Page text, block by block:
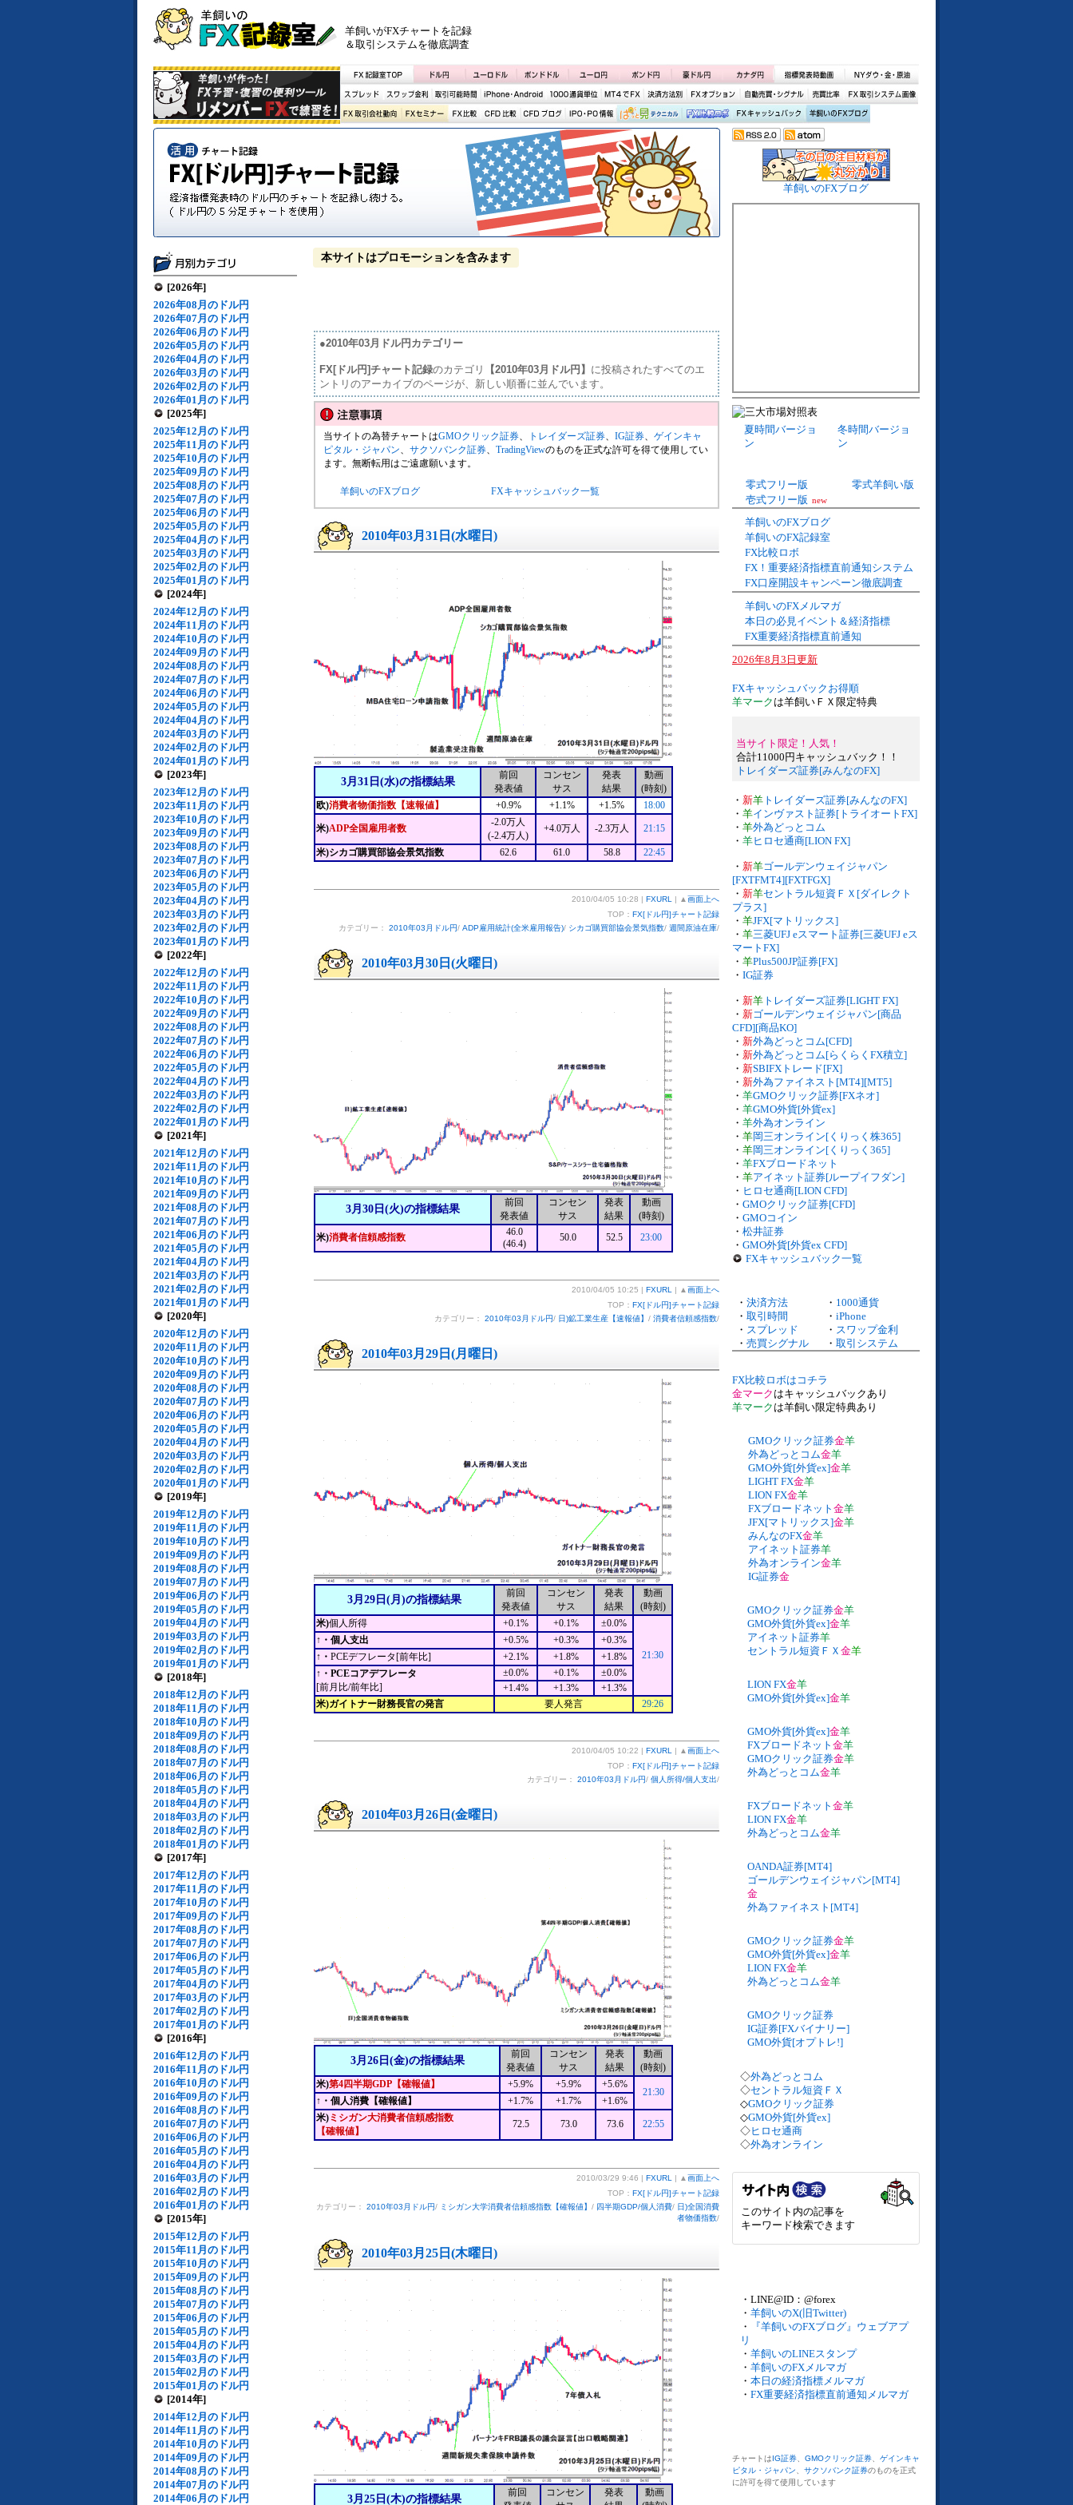
羊飼いがFXチャートを記録
＆取引システムを徹底調査
[2026年]
2026年08月のドル円
2026年07月のドル円
2026年06月のドル円
2026年05月のドル円
2026年04月のドル円
2026年03月のドル円
2026年02月のドル円
2026年01月のドル円
[2025年]
2025年12月のドル円
2025年11月のドル円
2025年10月のドル円
2025年09月のドル円
2025年08月のドル円
2025年07月のドル円
2025年06月のドル円
2025年05月のドル円
2025年04月のドル円
2025年03月のドル円
2025年02月のドル円
2025年01月のドル円
[2024年]
2024年12月のドル円
2024年11月のドル円
2024年10月のドル円
2024年09月のドル円
2024年08月のドル円
2024年07月のドル円
2024年06月のドル円
2024年05月のドル円
2024年04月のドル円
2024年03月のドル円
2024年02月のドル円
2024年01月のドル円
[2023年]
2023年12月のドル円
2023年11月のドル円
2023年10月のドル円
2023年09月のドル円
2023年08月のドル円
2023年07月のドル円
2023年06月のドル円
2023年05月のドル円
2023年04月のドル円
2023年03月のドル円
2023年02月のドル円
2023年01月のドル円
[2022年]
2022年12月のドル円
2022年11月のドル円
2022年10月のドル円
2022年09月のドル円
2022年08月のドル円
2022年07月のドル円
2022年06月のドル円
2022年05月のドル円
2022年04月のドル円
2022年03月のドル円
2022年02月のドル円
2022年01月のドル円
[2021年]
2021年12月のドル円
2021年11月のドル円
2021年10月のドル円
2021年09月のドル円
2021年08月のドル円
2021年07月のドル円
2021年06月のドル円
2021年05月のドル円
2021年04月のドル円
2021年03月のドル円
2021年02月のドル円
2021年01月のドル円
[2020年]
2020年12月のドル円
2020年11月のドル円
2020年10月のドル円
2020年09月のドル円
2020年08月のドル円
2020年07月のドル円
2020年06月のドル円
2020年05月のドル円
2020年04月のドル円
2020年03月のドル円
2020年02月のドル円
2020年01月のドル円
[2019年]
2019年12月のドル円
2019年11月のドル円
2019年10月のドル円
2019年09月のドル円
2019年08月のドル円
2019年07月のドル円
2019年06月のドル円
2019年05月のドル円
2019年04月のドル円
2019年03月のドル円
2019年02月のドル円
2019年01月のドル円
[2018年]
2018年12月のドル円
2018年11月のドル円
2018年10月のドル円
2018年09月のドル円
2018年08月のドル円
2018年07月のドル円
2018年06月のドル円
2018年05月のドル円
2018年04月のドル円
2018年03月のドル円
2018年02月のドル円
2018年01月のドル円
[2017年]
2017年12月のドル円
2017年11月のドル円
2017年10月のドル円
2017年09月のドル円
2017年08月のドル円
2017年07月のドル円
2017年06月のドル円
2017年05月のドル円
2017年04月のドル円
2017年03月のドル円
2017年02月のドル円
2017年01月のドル円
[2016年]
2016年12月のドル円
2016年11月のドル円
2016年10月のドル円
2016年09月のドル円
2016年08月のドル円
2016年07月のドル円
2016年06月のドル円
2016年05月のドル円
2016年04月のドル円
2016年03月のドル円
2016年02月のドル円
2016年01月のドル円
[2015年]
2015年12月のドル円
2015年11月のドル円
2015年10月のドル円
2015年09月のドル円
2015年08月のドル円
2015年07月のドル円
2015年06月のドル円
2015年05月のドル円
2015年04月のドル円
2015年03月のドル円
2015年02月のドル円
2015年01月のドル円
[2014年]
2014年12月のドル円
2014年11月のドル円
2014年10月のドル円
2014年09月のドル円
2014年08月のドル円
2014年07月のドル円
2014年06月のドル円
本サイトはプロモーションを含みます
●2010年03月ドル円カテゴリー
FX[ドル円]チャート記録のカテゴリ 【2010年03月ドル円】 に投稿されたすべてのエ
ントリのアーカイブのページが、新しい順番に並んでいます。
当サイトの為替チャートはGMOクリック証券、 トレイダーズ証券、 IG証券、 ゲインキャ
ピタル・ジャパン、 サクソバンク証券、 TradingViewのものを正式な許可を得て使用してい
ます。無断転用はご遠慮願います。
羊飼いのFXブログ FXキャッシュバック一覧
2010年03月31日(水曜日)
3月31日(水)の指標結果
前回
発表値
コンセン
サス
発表
結果
動画
(時刻)
欧)消費者物価指数【速報値】 +0.9% +1.1% +1.5% 18:00
米)ADP全国雇用者数
-2.0万人
(-2.4万人)
+4.0万人 -2.3万人 21:15
米)シカゴ購買部協会景気指数 62.6 61.0 58.8 22:45
2010/04/05 10:28 | FXURL | ▲ 画面上へ
TOP： FX[ドル円]チャート記録
カテゴリー： 2010年03月ドル円/ ADP雇用統計(全米雇用報告)/ シカゴ購買部協会景気指数/ 週間原油在庫/
2010年03月30日(火曜日)
3月30日(火)の指標結果
前回
発表値
コンセン
サス
発表
結果
動画
(時刻)
米)消費者信頼感指数
46.0
(46.4)
50.0 52.5 23:00
2010/04/05 10:25 | FXURL | ▲ 画面上へ
TOP： FX[ドル円]チャート記録
カテゴリー： 2010年03月ドル円/ 日)鉱工業生産【速報値】 / 消費者信頼感指数/
2010年03月29日(月曜日)
3月29日(月)の指標結果
前回
発表値
コンセン
サス
発表
結果
動画
(時刻)
米)個人所得 +0.1% +0.1% ±0.0%
21:30
↑・個人支出 +0.5% +0.3%
+0.3%
↑・ PCEデフレータ[前年比] +2.1% +1.8%
+1.8%
↑・PCEコアデフレータ
[前月比/前年比]
±0.0% +0.1%
±0.0%
+1.4%
+1.3%
+1.3%
米)ガイトナー財務長官の発言
要人発言 29:26
2010/04/05 10:22 | FXURL | ▲ 画面上へ
TOP： FX[ドル円]チャート記録
カテゴリー： 2010年03月ドル円/ 個人所得/個人支出/
2010年03月26日(金曜日)
3月26日(金)の指標結果
前回
発表値
コンセン
サス
発表
結果
動画
(時刻)
米)第4四半期GDP【確報値】 +5.9% +5.9% +5.6%
21:30
↑・個人消費【確報値】 +1.7% +1.7%
+1.6%
米) ミシガン大消費者信頼感指数
【確報値】
72.5 73.0 73.6 22:55
2010/03/29 9:46 | FXURL | ▲ 画面上へ
TOP： FX[ドル円]チャート記録
カテゴリー： 2010年03月ドル円/ ミシガン大学消費者信頼感指数【確報値】 / 四半期GDP/個人消費/ 日)全国消費
者物価指数/
2010年03月25日(木曜日)
3月25日(木)の指標結果
前回
コンセン
発表
動画
羊飼いのFXブログ
夏時間バージョ
ン
冬時間バージョ
ン
零式フリー版
零式羊飼い版
壱式フリー版 new
羊飼いのFXブログ
羊飼いのFX記録室
FX比較ロボ
FX！重要経済指標直前通知システム
FX口座開設キャンペーン徹底調査
羊飼いのFXメルマガ
本日の必見イベント＆経済指標
FX重要経済指標直前通知
2026年8月3日更新
FXキャッシュバックお得順
羊マーク は羊飼いＦＸ限定特典
当サイト限定！人気！
合計11000円キャッシュバック！！
トレイダーズ証券[みんなのFX]
・ 新羊 トレイダーズ証券[みんなのFX]
・ 羊インヴァスト証券[トライオートFX]
・ 羊外為どっとコム
・ 羊ヒロセ通商[LION FX]
・ 新羊ゴールデンウェイジャパン
[FXTFMT4][FXTFGX]
・ 新羊セントラル短資ＦＸ[ダイレクト
プラス]
・ 羊JFX[マトリックス]
・ 羊三菱UFJ eスマート証券[三菱UFJ eス
マートFX]
・ 羊Plus500JP証券[FX]
・ IG証券
・ 新羊 トレイダーズ証券[LIGHT FX]
・ 新ゴールデンウェイジャパン[商品
CFD][商品KO]
・ 新外為どっとコム[CFD]
・ 新外為どっとコム[らくらくFX積立]
・ 新SBIFXトレード[FX]
・ 新外為ファイネスト[MT4][MT5]
・ 羊GMOクリック証券[FXネオ]
・ 羊GMO外貨[外貨ex]
・ 羊外為オンライン
・ 羊岡三オンライン[くりっく株365]
・ 羊岡三オンライン[くりっく365]
・ 羊FXブロードネット
・ 羊アイネット証券[ループイフダン]
・ ヒロセ通商[LION CFD]
・ GMOクリック証券[CFD]
・ GMOコイン
・ 松井証券
・ GMO外貨[外貨ex CFD]
FXキャッシュバック一覧
・ 決済方法 ・ 1000通貨
・ 取引時間 ・ iPhone
・ スプレッド ・ スワップ金利
・ 売買シグナル ・ 取引システム
FX比較ロボはコチラ
金マーク はキャッシュバックあり
羊マーク は羊飼い限定特典あり
GMOクリック証券金羊
外為どっとコム金羊
GMO外貨[外貨ex]金羊
LIGHT FX金羊
LION FX金羊
FXブロードネット 金羊
JFX[マトリックス]金羊
みんなのFX金羊
アイネット証券羊
外為オンライン金羊
IG証券金
GMOクリック証券金羊
GMO外貨[外貨ex]金羊
アイネット証券羊
セントラル短資ＦＸ 金羊
LION FX金羊
GMO外貨[外貨ex]金羊
GMO外貨[外貨ex]金羊
FXブロードネット 金羊
GMOクリック証券金羊
外為どっとコム金羊
FXブロードネット 金羊
LION FX金羊
外為どっとコム金羊
OANDA証券[MT4]
ゴールデンウェイジャパン[MT4]
金
外為ファイネスト[MT4]
GMOクリック証券金羊
GMO外貨[外貨ex]金羊
LION FX金羊
外為どっとコム金羊
GMOクリック証券
IG証券[FXバイナリー]
GMO外貨[オプトレ!]
◇外為どっとコム
◇セントラル短資ＦＸ
◇GMOクリック証券
◇GMO外貨[外貨ex]
◇ヒロセ通商
◇外為オンライン
このサイト内の記事を
キーワード検索できます
・LINE@ID：@forex
・ 羊飼いのX(旧Twitter)
・
『羊飼いのFXブログ』ウェブアプ
リ
・ 羊飼いのLINEスタンプ
・ 羊飼いのFXメルマガ
・ 本日の経済指標メルマガ
・ FX重要経済指標直前通知メルマガ
チャートはIG証券 GMOクリック証券
ゲインキャ
ピタル・ジャパン
サクソバンク証券のものを正式
に許可を得て使用しています